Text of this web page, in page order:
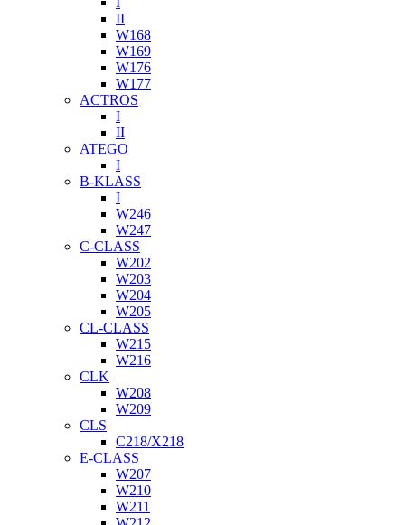
II
W168
W169
W176
W177
ACTROS
I
II
ATEGO
I
B-KLASS
I
W246
W247
C-CLASS
W202
W203
W204
W205
CL-CLASS
W215
W216
CLK
W208
W209
CLS
C218/X218
E-CLASS
W207
W210
W211